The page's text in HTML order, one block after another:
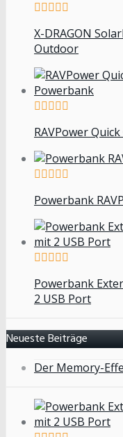
X-DRAGON
Outdoor
RAVPower
Powerbank
Powerbank
2 USB Port
Neueste Beiträge
Der Memory-